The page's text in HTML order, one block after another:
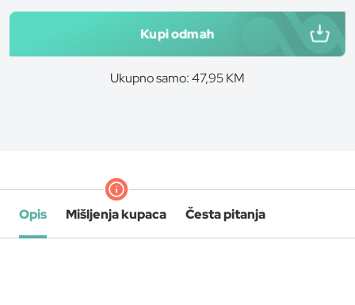
Kupi odmah
Ukupno samo: 47,95 KM
Opis Mišljenja kupaca Česta pitanja